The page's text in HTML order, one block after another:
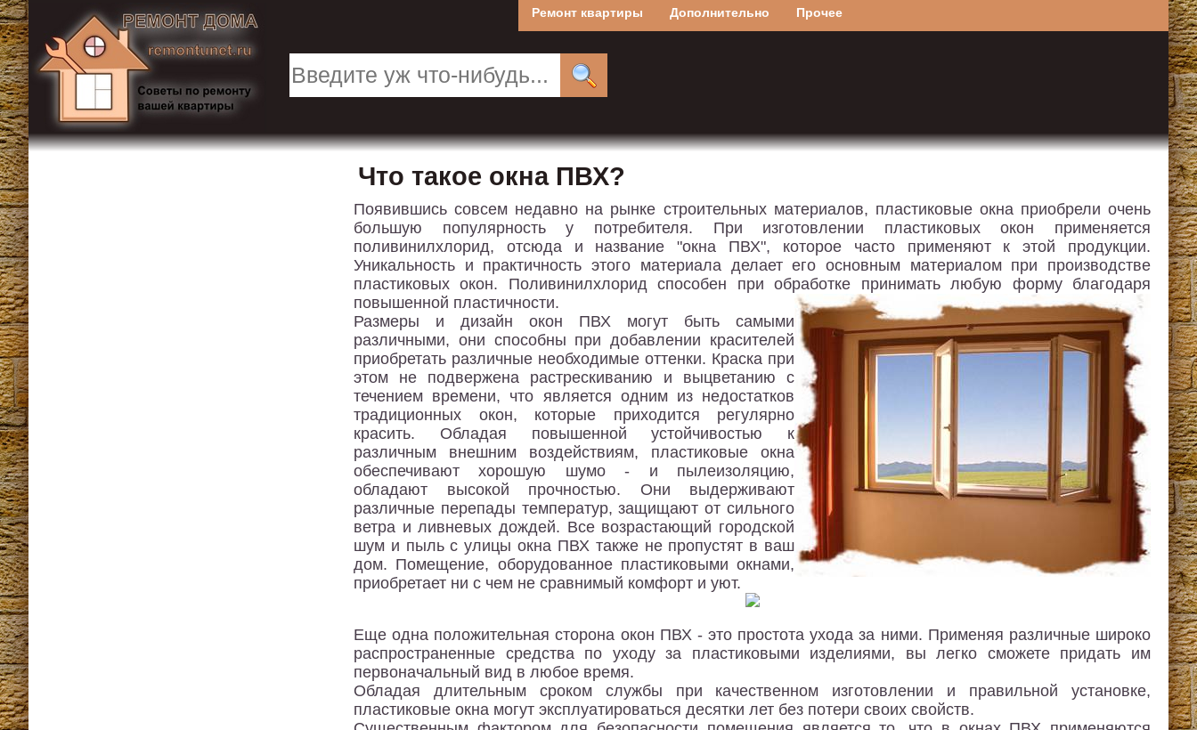
Ремонт квартиры Дополнительно Прочее
Что такое окна ПВХ?
Появившись совсем недавно на рынке строительных материалов, пластиковые окна приобрели очень
большую популярность у потребителя. При изготовлении пластиковых окон применяется
поливинилхлорид, отсюда и название "окна ПВХ", которое часто применяют к этой продукции.
Уникальность и практичность этого материала делает его основным материалом при производстве
пластиковых окон. Поливинилхлорид способен при обработке принимать любую форму благодаря
повышенной пластичности.
Размеры и дизайн окон ПВХ могут быть самыми
различными, они способны при добавлении красителей
приобретать различные необходимые оттенки. Краска при
этом не подвержена растрескиванию и выцветанию с
течением времени, что является одним из недостатков
традиционных окон, которые приходится регулярно
красить. Обладая повышенной устойчивостью к
различным внешним воздействиям, пластиковые окна
обеспечивают хорошую шумо - и пылеизоляцию,
обладают высокой прочностью. Они выдерживают
различные перепады температур, защищают от сильного
ветра и ливневых дождей. Все возрастающий городской
шум и пыль с улицы окна ПВХ также не пропустят в ваш
дом. Помещение, оборудованное пластиковыми окнами,
приобретает ни с чем не сравнимый комфорт и уют.
Еще одна положительная сторона окон ПВХ - это простота ухода за ними. Применяя различные широко
распространенные средства по уходу за пластиковыми изделиями, вы легко сможете придать им
первоначальный вид в любое время.
Обладая длительным сроком службы при качественном изготовлении и правильной установке,
пластиковые окна могут эксплуатироваться десятки лет без потери своих свойств.